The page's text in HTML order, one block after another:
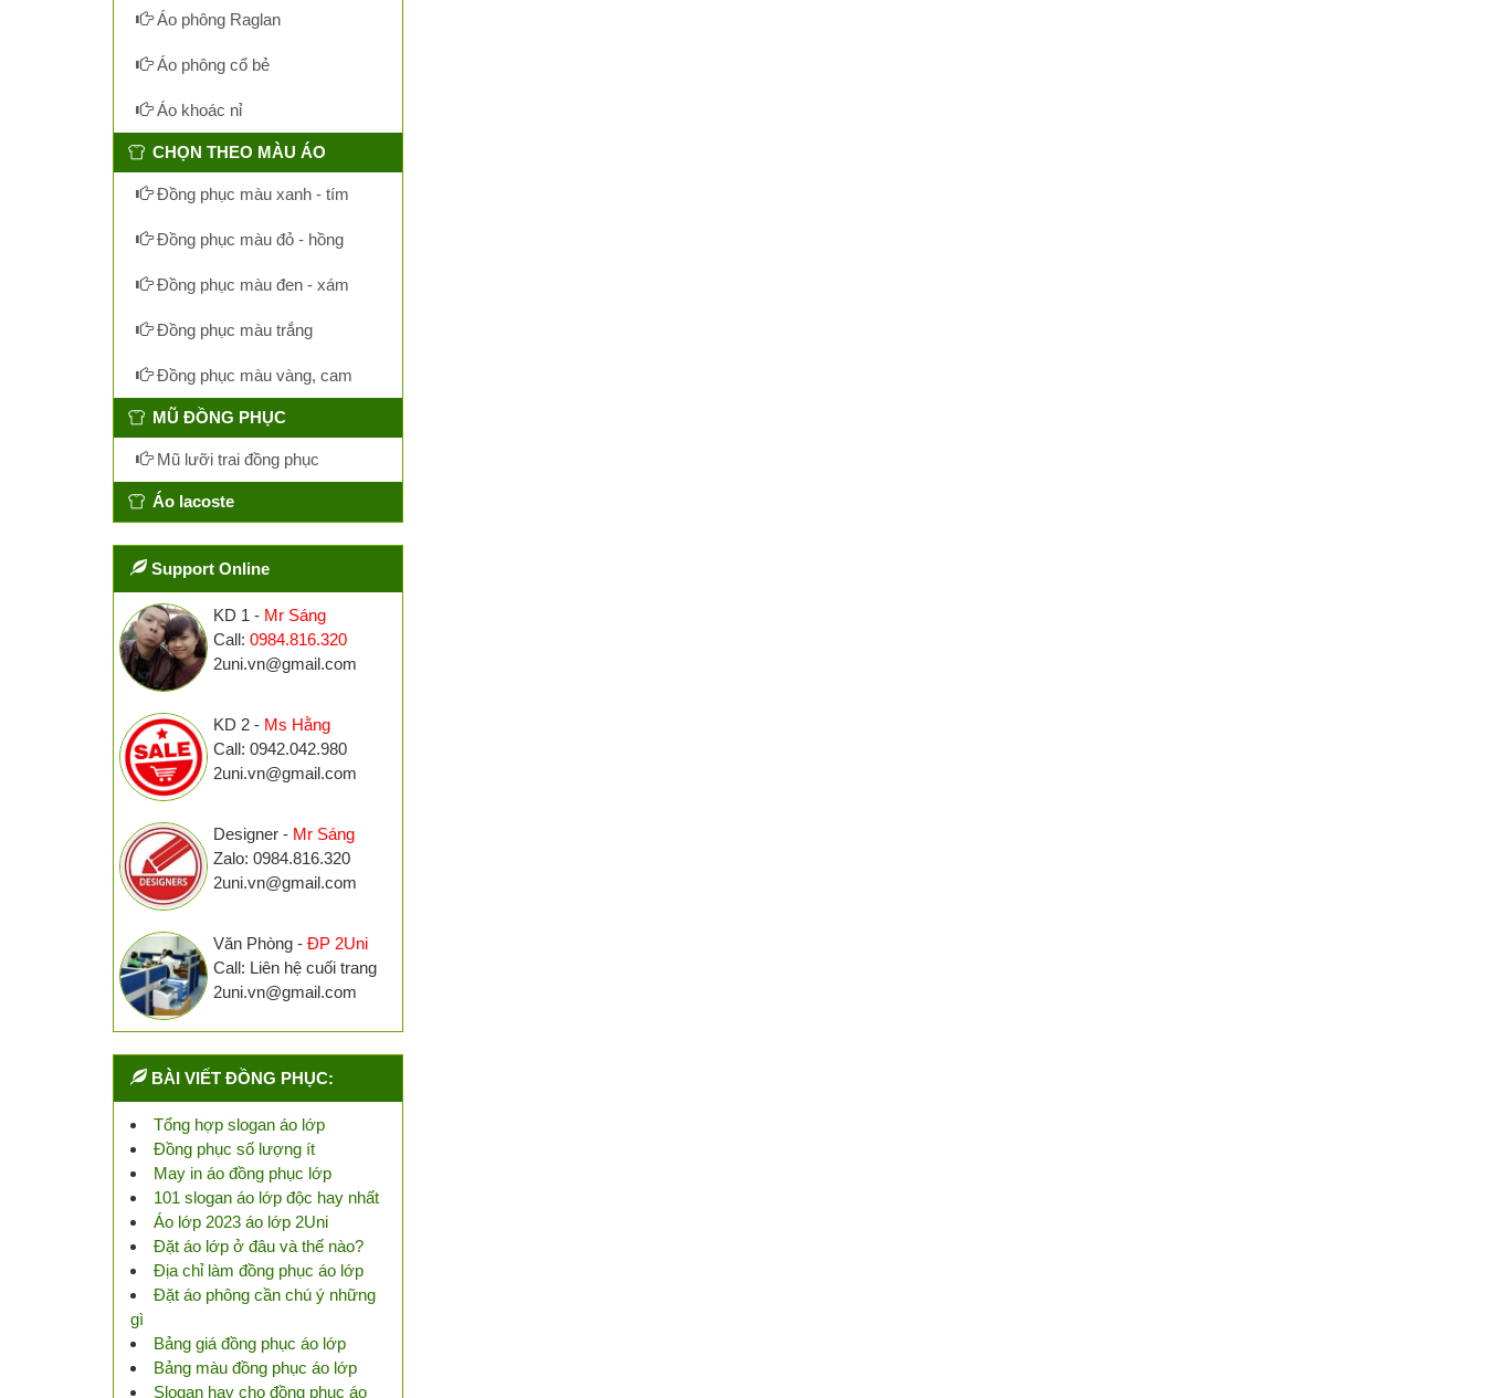
Áo phông Raglan
Áo phông cổ bẻ
Áo khoác nỉ
CHỌN THEO MÀU ÁO
Đồng phục màu xanh - tím
Đồng phục màu đỏ - hồng
Đồng phục màu đen - xám
Đồng phục màu trắng
Đồng phục màu vàng, cam
MŨ ĐỒNG PHỤC
Mũ lưỡi trai đồng phục
Áo lacoste
Support Online
KD 1 - Mr Sáng
Call: 0984.816.320
2uni.vn@gmail.com
KD 2 - Ms Hằng
Call: 0942.042.980
2uni.vn@gmail.com
Designer - Mr Sáng
Zalo: 0984.816.320
2uni.vn@gmail.com
Văn Phòng - ĐP 2Uni
Call: Liên hệ cuối trang
2uni.vn@gmail.com
BÀI VIẾT ĐỒNG PHỤC:
Tổng hợp slogan áo lớp
Đồng phục số lượng ít
May in áo đồng phục lớp
101 slogan áo lớp độc hay nhất
Áo lớp 2023 áo lớp 2Uni
Đặt áo lớp ở đâu và thế nào?
Địa chỉ làm đồng phục áo lớp
Đặt áo phông cần chú ý những
gì
Bảng giá đồng phục áo lớp
Bảng màu đồng phục áo lớp
Slogan hay cho đồng phục áo